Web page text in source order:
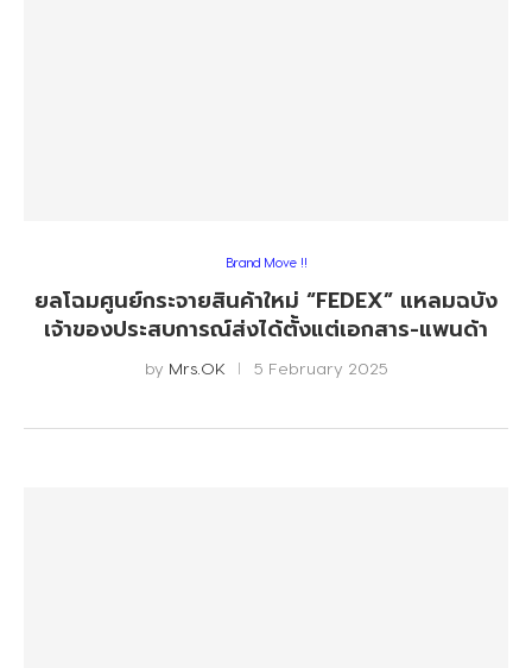
Brand Move !!
ยลโฉมศูนย์กระจายสินค้าใหม่ “FEDEX” แหลมฉบัง
เจ้าของประสบการณ์ส่งได้ตั้งแต่เอกสาร-แพนด้า
by Mrs.OK 5 February 2025